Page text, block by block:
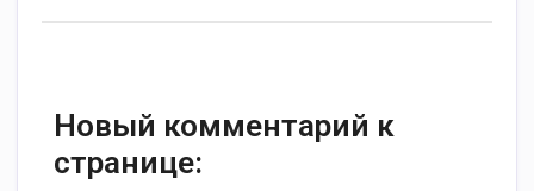
Новый комментарий к
странице: